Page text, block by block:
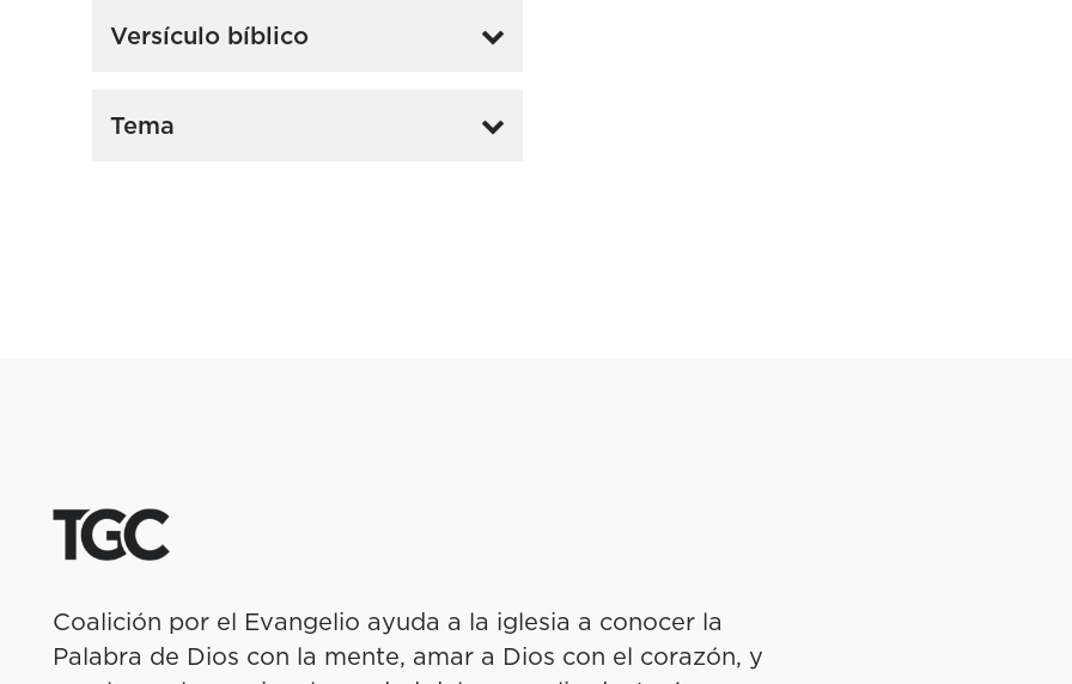
Versículo bíblico
Tema
Coalición por el Evangelio ayuda a la iglesia a conocer la
Palabra de Dios con la mente, amar a Dios con el corazón, y